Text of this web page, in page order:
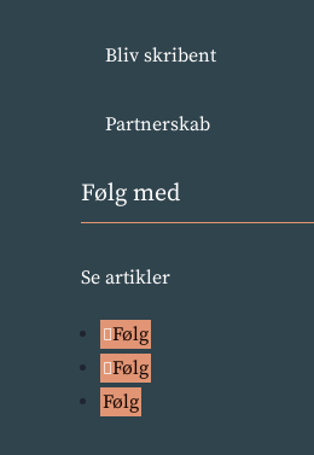
Bliv skribent
Partnerskab
Følg med
Se artikler
Følg
Følg
Følg